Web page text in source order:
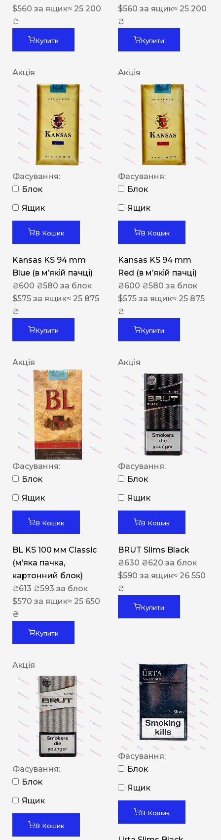
$560 за ящик≈ 25 200
₴
Купити
$560 за ящик≈ 25 200
₴
Купити
Акція
Фасування:
Блок
Ящик
В Кошик
Kansas KS 94 mm
Blue (в мʼякій пачці)
₴600 ₴580 за блок
$575 за ящик≈ 25 875
₴
Купити
Акція
Фасування:
Блок
Ящик
В Кошик
Kansas KS 94 mm
Red (в мʼякій пачці)
₴600 ₴580 за блок
$575 за ящик≈ 25 875
₴
Купити
Акція
Фасування:
Блок
Ящик
В Кошик
BL KS 100 мм Classic
(м’яка пачка,
картонний блок)
₴613 ₴593 за блок
$570 за ящик≈ 25 650
₴
Купити
Акція
Фасування:
Блок
Ящик
В Кошик
BRUT Slims Black
₴630 ₴620 за блок
$590 за ящик≈ 26 550
₴
Купити
Акція
Фасування:
Блок
Ящик
В Кошик
Фасування:
Блок
Ящик
В Кошик